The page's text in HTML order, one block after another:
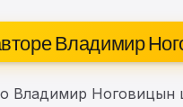
Владимир
Владимир Ноговицын